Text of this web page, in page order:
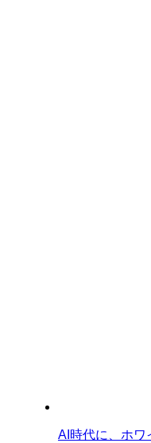
AI時代に、ホワ